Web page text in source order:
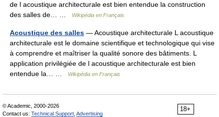
de l acoustique architecturale est bien entendue la construction
des salles de… …
Wikipédia en Français
Acoustique des salles — Acoustique architecturale L acoustique
architecturale est le domaine scientifique et technologique qui vise
à comprendre et maîtriser la qualité sonore des bâtiments. L
application privilégiée de l acoustique architecturale est bien
entendue la… …
Wikipédia en Français
18+
© Academic, 2000-2026
Contact us: Technical Support Advertising